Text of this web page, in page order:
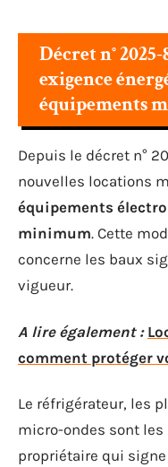
Décret n°
exigence
équipements
Depuis le décret n°
nouvelles locations
équipements
minimum. Cette
concerne les baux
vigueur.
A lire également :
comment protéger
Le réfrigérateur, les
micro-ondes sont les
propriétaire qui